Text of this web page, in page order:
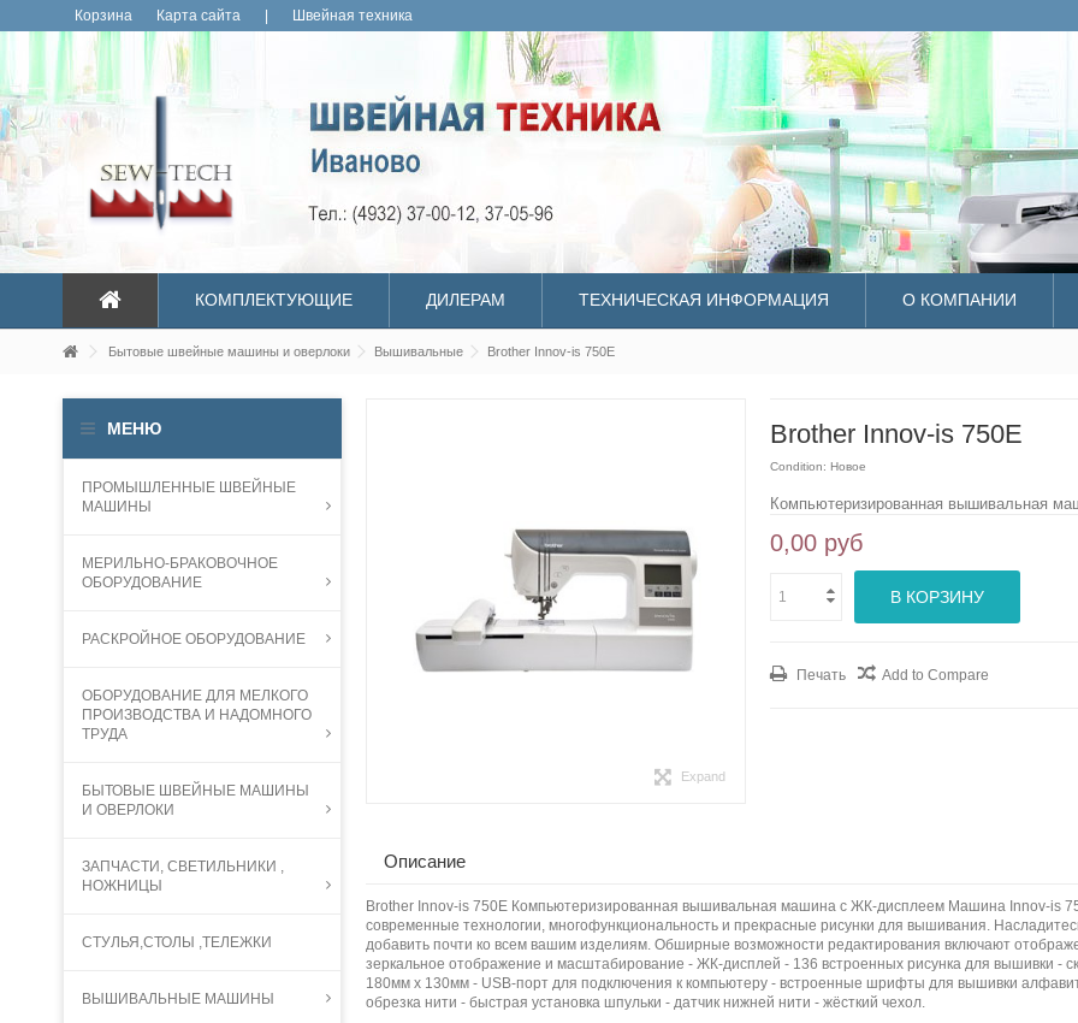
Корзина Карта сайта Швейная техника
КОМПЛЕКТУЮЩИЕ ДИЛЕРАМ ТЕХНИЧЕСКАЯ ИНФОРМАЦИЯ О КОМПАНИИ
Бытовые швейные машины и оверлоки Вышивальные Brother Innov-is 750E
Expand
Brother Innov-is 750E
Condition: Новое
Компьютеризированная вышивальная
0,00 руб
В КОРЗИНУ
Печать Add to Compare
Описание
Brother Innov-is 750E Компьютеризированная вышивальная машина с ЖК-дисплеем Машина Innov-is
современные технологии, многофункциональность и прекрасные рисунки для вышивания.
добавить почти ко всем вашим изделиям. Обширные возможности редактирования включают
зеркальное отображение и масштабирование - ЖК-дисплей - 136 встроенных рисунка для вышивки -
180мм х 130мм - USB-порт для подключения к компьютеру - встроенные шрифты для вышивки
обрезка нити - быстрая установка шпульки - датчик нижней нити - жёсткий чехол.
МЕНЮ
ПРОМЫШЛЕННЫЕ ШВЕЙНЫЕ
МАШИНЫ
МЕРИЛЬНО-БРАКОВОЧНОЕ
ОБОРУДОВАНИЕ
РАСКРОЙНОЕ ОБОРУДОВАНИЕ
ОБОРУДОВАНИЕ ДЛЯ МЕЛКОГО
ПРОИЗВОДСТВА И НАДОМНОГО
ТРУДА
БЫТОВЫЕ ШВЕЙНЫЕ МАШИНЫ
И ОВЕРЛОКИ
ЗАПЧАСТИ, СВЕТИЛЬНИКИ ,
НОЖНИЦЫ
СТУЛЬЯ,СТОЛЫ ,ТЕЛЕЖКИ
ВЫШИВАЛЬНЫЕ МАШИНЫ